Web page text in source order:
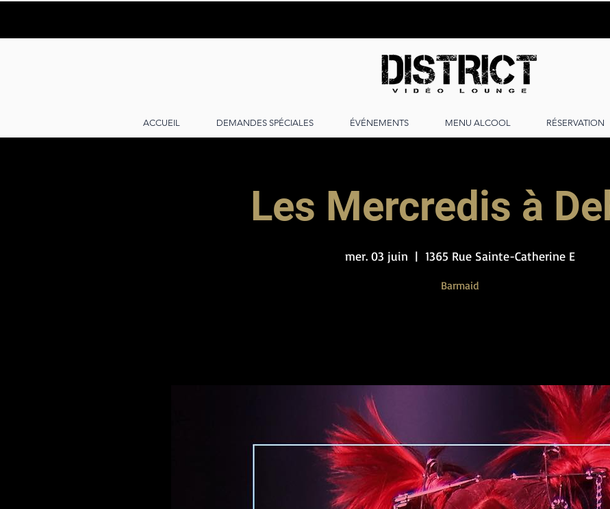
ACCUEIL DEMANDES SPÉCIALES ÉVÉNEMENTS MENU ALCOOL RÉSERVATION
Les Mercredis à
mer. 03 juin
  |
1365 Rue Sainte-Catherine E
Barmaid